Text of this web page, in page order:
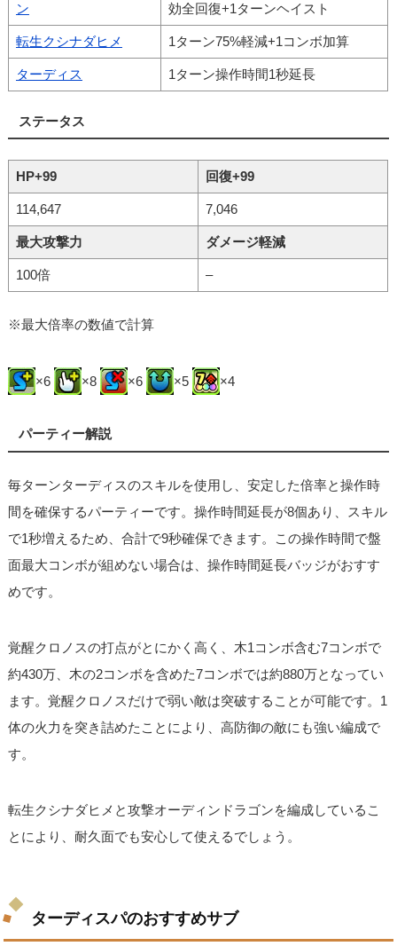
ン
効全回復+1ターンヘイスト
転生クシナダヒメ 1ターン75%軽減+1コンボ加算
ターディス 1ターン操作時間1秒延長
ステータス
HP+99 回復+99
114,647 7,046
最大攻撃力 ダメージ軽減
100倍 –
※最大倍率の数値で計算
×6 ×8 ×6 ×5 ×4
パーティー解説
毎ターンターディスのスキルを使用し、安定した倍率と操作時
間を確保するパーティーです。操作時間延長が8個あり、スキル
で1秒増えるため、合計で9秒確保できます。この操作時間で盤
面最大コンボが組めない場合は、操作時間延長バッジがおすす
めです。
覚醒クロノスの打点がとにかく高く、木1コンボ含む7コンボで
約430万、木の2コンボを含めた7コンボでは約880万となってい
ます。覚醒クロノスだけで弱い敵は突破することが可能です。1
体の火力を突き詰めたことにより、高防御の敵にも強い編成で
す。
転生クシナダヒメと攻撃オーディンドラゴンを編成しているこ
とにより、耐久面でも安心して使えるでしょう。
ターディスパのおすすめサブ